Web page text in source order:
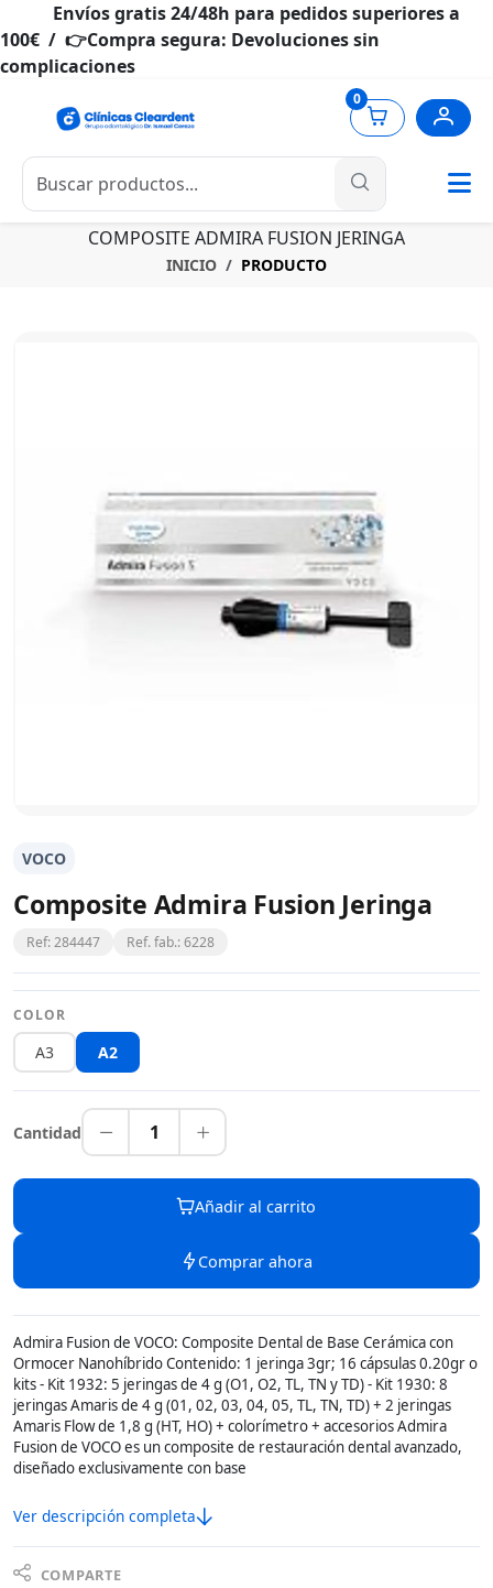
Envíos gratis 24/48h para pedidos superiores a
100€ / 👉Compra segura: Devoluciones sin
complicaciones
0
COMPOSITE ADMIRA FUSION JERINGA
INICIO PRODUCTO
VOCO
Composite Admira Fusion Jeringa
Ref: 284447 Ref. fab.: 6228
COLOR
A3 A2
Cantidad 1
Añadir al carrito
Comprar ahora
Admira Fusion de VOCO: Composite Dental de Base Cerámica con
Ormocer Nanohíbrido Contenido: 1 jeringa 3gr; 16 cápsulas 0.20gr o
kits - Kit 1932: 5 jeringas de 4 g (O1, O2, TL, TN y TD) - Kit 1930: 8
jeringas Amaris de 4 g (01, 02, 03, 04, 05, TL, TN, TD) + 2 jeringas
Amaris Flow de 1,8 g (HT, HO) + colorímetro + accesorios Admira
Fusion de VOCO es un composite de restauración dental avanzado,
diseñado exclusivamente con base
Ver descripción completa
COMPARTE